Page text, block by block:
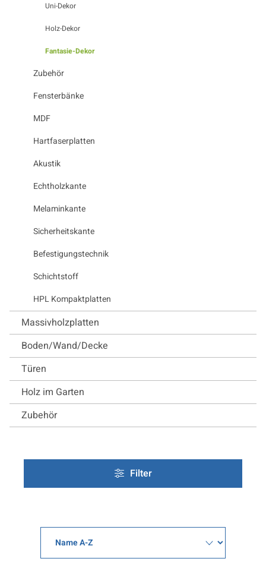
Uni-Dekor
Holz-Dekor
Fantasie-Dekor
Zubehör
Fensterbänke
MDF
Hartfaserplatten
Akustik
Echtholzkante
Melaminkante
Sicherheitskante
Befestigungstechnik
Schichtstoff
HPL Kompaktplatten
Massivholzplatten
Boden/Wand/Decke
Türen
Holz im Garten
Zubehör
Filter